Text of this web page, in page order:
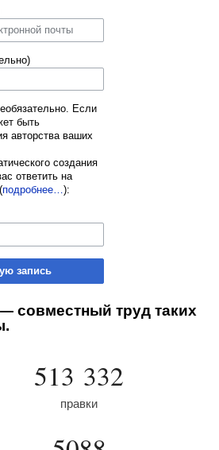
Если
быть
авторства ваших
создания
ответить на
подробнее…):
запись
совместный труд таких
513 332
правки